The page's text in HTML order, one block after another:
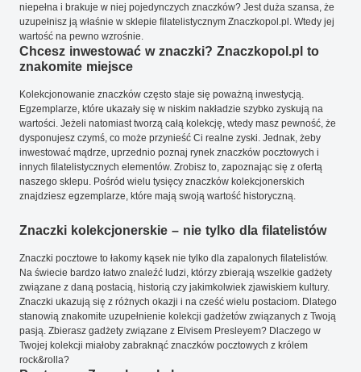
niepełna i brakuje w niej pojedynczych znaczków? Jest duża szansa, że
uzupełnisz ją właśnie w sklepie filatelistycznym Znaczkopol.pl. Wtedy jej
wartość na pewno wzrośnie.
Chcesz inwestować w znaczki? Znaczkopol.pl to
znakomite miejsce
Kolekcjonowanie znaczków często staje się poważną inwestycją.
Egzemplarze, które ukazały się w niskim nakładzie szybko zyskują na
wartości. Jeżeli natomiast tworzą całą kolekcję, wtedy masz pewność, że
dysponujesz czymś, co może przynieść Ci realne zyski. Jednak, żeby
inwestować mądrze, uprzednio poznaj rynek znaczków pocztowych i
innych filatelistycznych elementów. Zrobisz to, zapoznając się z ofertą
naszego sklepu. Pośród wielu tysięcy znaczków kolekcjonerskich
znajdziesz egzemplarze, które mają swoją wartość historyczną.
Znaczki kolekcjonerskie – nie tylko dla filatelistów
Znaczki pocztowe to łakomy kąsek nie tylko dla zapalonych filatelistów.
Na świecie bardzo łatwo znaleźć ludzi, którzy zbierają wszelkie gadżety
związane z daną postacią, historią czy jakimkolwiek zjawiskiem kultury.
Znaczki ukazują się z różnych okazji i na cześć wielu postaciom. Dlatego
stanowią znakomite uzupełnienie kolekcji gadżetów związanych z Twoją
pasją. Zbierasz gadżety związane z Elvisem Presleyem? Dlaczego w
Twojej kolekcji miałoby zabraknąć znaczków pocztowych z królem
rock&rolla?